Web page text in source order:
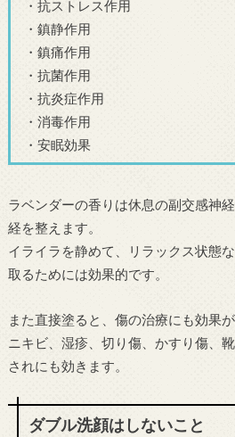
・抗ストレス作用
・鎮静作用
・鎮痛作用
・抗菌作用
・抗炎症作用
・消毒作用
・安眠効果
ラベンダーの香りは休息の副交感神
経を整えます。
イライラを静めて、リラックス状態
取るためには効果的です。
また直接塗ると、傷の治療にも効果が
ニキビ、湿疹、切り傷、かすり傷、
されにも効きます。
ダブル洗顔はしないこと